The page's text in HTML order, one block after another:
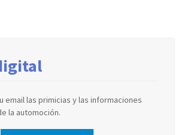
email las primicias y las informaciones
la automoción.